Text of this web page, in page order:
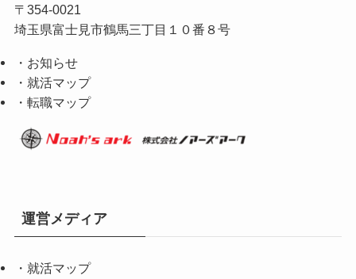
〒354-0021
埼玉県富士見市鶴馬三丁目１０番８号
・お知らせ
・就活マップ
・転職マップ
運営メディア
・ 就活マップ